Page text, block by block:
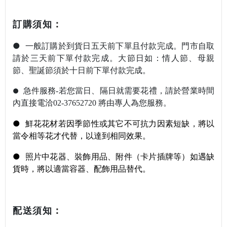
訂購須知 ：
●
一般訂購於到貨日五天前下單且付款完成。門市自取
請於三天前下單付款完成。 大節日如：情人節
、母親
節 、聖誕節須於十日前下單付款完成。
● 急件服務-若您當日
、隔日就需要花禮，請於營業時間
內直接電洽02-37652720 將由專人為您服務。
●
鮮花花材若因季節性或其它不可抗力因素短缺，將以
當令相等花才代替，以達到相同效果。
● 照片中花器 、裝飾用品、附件（卡片插牌等）如遇缺
貨時，將以適當容器、配飾用品替代。
配送須知 ：